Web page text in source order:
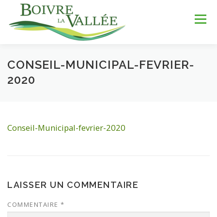
contenu
Menu
LA COMMUNE SERVICES JEUNESSE
DÉV. DURABLE
CONSEIL-MUNICIPAL-FEVRIER-
2020
Conseil-Municipal-fevrier-2020
LAISSER UN COMMENTAIRE
COMMENTAIRE *